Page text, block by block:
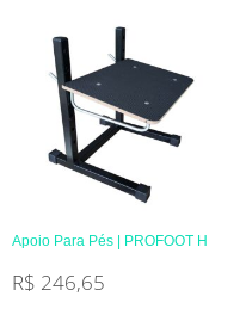
Apoio Para Pés | PROFOOT H
R$ 246,65